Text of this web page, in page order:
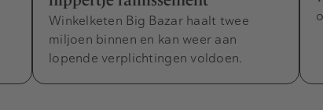
Winkelketen Big Bazar haalt twee
miljoen binnen en kan weer aan
lopende verplichtingen voldoen.